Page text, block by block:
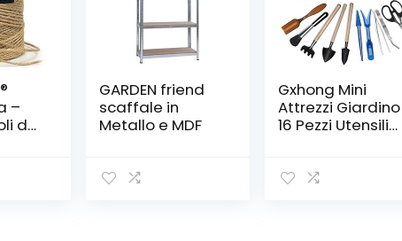
–
da
GARDEN friend
scaffale in
Metallo e MDF
Gxhong Mini
Attrezzi Giardino
16 Pezzi Utensili
Strumenti